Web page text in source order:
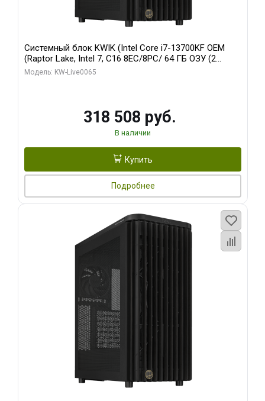
Системный блок KWIK (Intel Core i7-13700KF OEM
(Raptor Lake, Intel 7, C16 8EC/8PC/ 64 ГБ ОЗУ (2
модуля)/ ASUS RTX5080 PROART OC 16GB GDDR7
Модель: KW-Live0065
318 508 руб.
В наличии
Купить
Подробнее